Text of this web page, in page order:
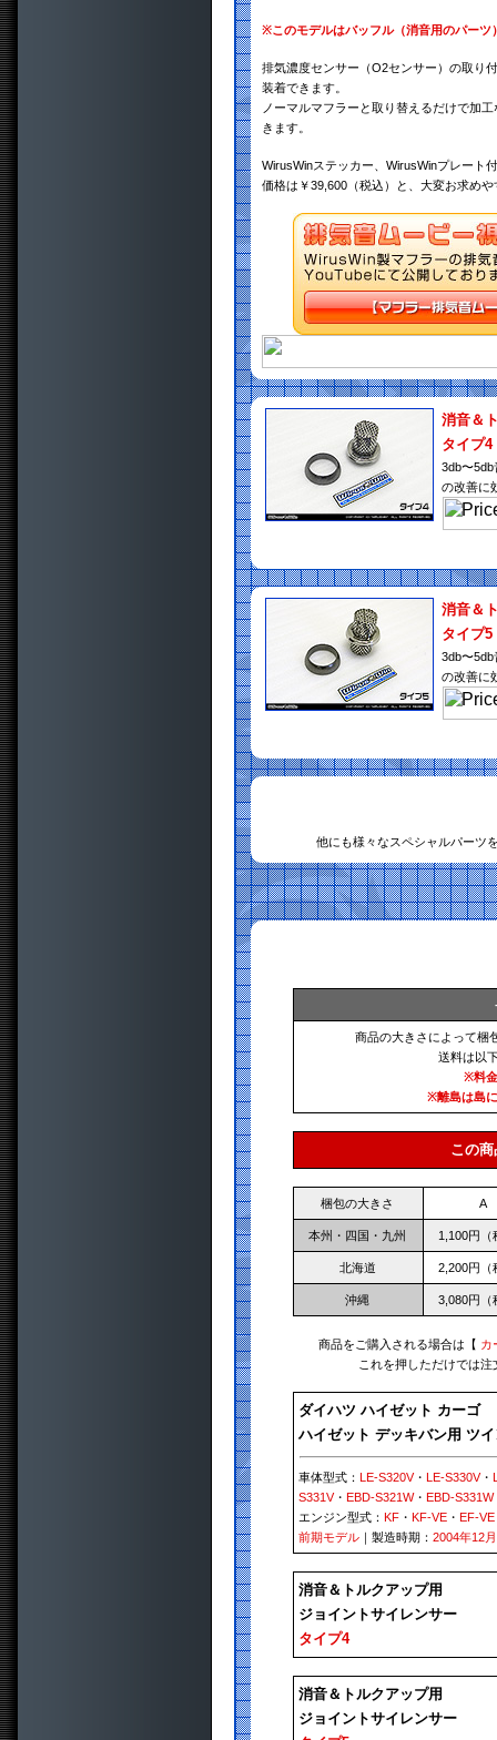
※このモデルはバッフル（消音用のパー
排気濃度センサー（O2センサー）の取り
装着できます。
ノーマルマフラーと取り替えるだけで加
きます。
WirusWinステッカー、WirusWinプレート
価格は￥39,600（税込）と、大変お求め
消音＆
タイプ4
3db〜
の改善に
消音＆
タイプ5
3db〜
の改善に
他にも様々なスペシャルパーツ
商品の大きさによって梱
送料は以
※料
※離島は島
この
梱包の大きさ A
本州・四国・九州 1,100円（
北海道 2,200円（
沖縄 3,080円（
商品をご購入される場合は【 カ
これを押しただけでは
ダイハツ ハイゼット カーゴ
ハイゼット デッキバン用 ツ
車体型式：LE-S320V・LE-S330V・
S331V・EBD-S321W・EBD-S331W
エンジン型式：KF ・KF-VE ・EF-VE
前期モデル ｜製造時期：2004年12
消音＆トルクアップ用
ジョイントサイレンサー
タイプ4
消音＆トルクアップ用
ジョイントサイレンサー